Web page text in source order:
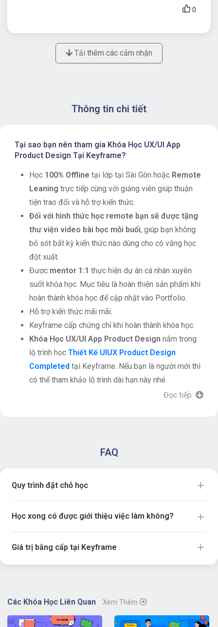
0
Tải thêm các cảm nhận
Thông tin chi tiết
Tại sao bạn nên tham gia Khóa Học UX/UI App
Product Design Tại Keyframe?
Học 100% Offline tại lớp tại Sài Gòn hoặc Remote
Leaning trực tiếp cùng với giảng viên giúp thuận
tiện trao đổi và hỗ trợ kiến thức.
Đối với hình thức học remote bạn sẽ được tặng
thư viện video bài học mỗi buổi, giúp bạn không
bỏ sót bất kỳ kiến thức nào dùng cho có vắng học
đột xuất.
Được mentor 1:1 thực hiện dự án cá nhân xuyên
suốt khóa học. Mục tiêu là hoàn thiện sản phẩm khi
hoàn thành khóa học để cập nhật vào Portfolio.
Hỗ trợ kiến thức mãi mãi.
Keyframe cấp chứng chỉ khi hoàn thành khóa học.
Khóa Học UX/UI App Product Design nằm trong
lộ trình học Thiết Kế UIUX Product Design
Completed tại Keyframe. Nếu bạn là người mới thì
có thể tham khảo lộ trình dài hạn này nhé.
Đọc tiếp
FAQ
Quy trình đặt chỗ học
Học xong có được giới thiệu việc làm không?
Giá trị bằng cấp tại Keyframe
Các Khóa Học Liên Quan Xem Thêm